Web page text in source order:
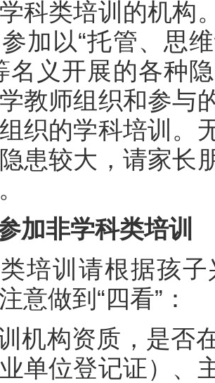
科类培训的机构
加以“托管、思
名义开展的各种
教师组织和参与
织的学科培训。
患较大，请家长
加非学科类培训
培训请根据孩
意做到“四看”：
机构资质，是否
单位登记证）、